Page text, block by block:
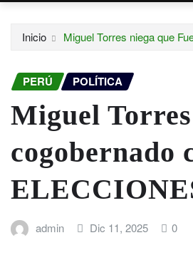
Inicio Miguel Torres niega que
PERÚ POLÍTICA
Miguel
cogobernado
admin Dic 11, 2025 0